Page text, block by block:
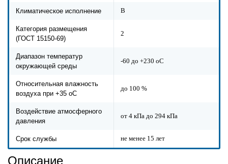
Климатическое исполнение В
Категория размещения
(ГОСТ 15150-69)
2
Диапазон температур
окружающей среды
-60 до +230 оС
Относительная влажность
воздуха при +35 оС
до 100 %
Воздействие атмосферного
давления
от 4 кПа до 294 кПа
Срок службы не менее 15 лет
Описание